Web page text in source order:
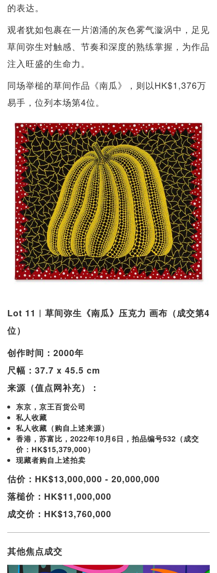
的表达。
观者犹如包裹在一片汹涌的灰色雾气漩涡中，足见
草间弥生对触感、节奏和深度的熟练掌握，为作品
注入旺盛的生命力。
同场举槌的草间作品《南瓜》，则以HK$1,376万
易手，位列本场第4位。
Lot 11︱草间弥生《南瓜》压克力 画布（成交第4
位）
创作时间：2000年
尺幅：37.7 x 45.5 cm
来源（值点网补充）：
东京，京王百货公司
私人收藏
私人收藏（购自上述来源）
香港，苏富比，2022年10月6日，拍品编号532（成交
价：HK$15,379,000）
现藏者购自上述拍卖
估价：HK$13,000,000 - 20,000,000
落槌价：HK$11,000,000
成交价：HK$13,760,000
其他焦点成交